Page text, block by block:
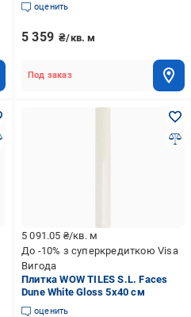
оценить
5 359 ₴/кв. м
Под заказ
5 091.05 ₴/кв. м
До -10% з суперкредиткою Visa
Вигода
Плитка WOW TILES S.L. Faces
Dune White Gloss 5x40 см
оценить